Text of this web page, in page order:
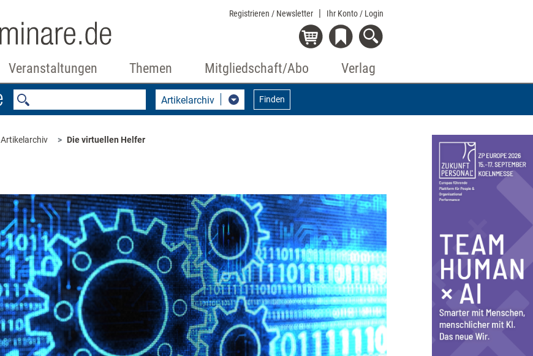
Registrieren / Newsletter Ihr Konto / Login
Veranstaltungen Themen Mitgliedschaft/Abo Verlag
Artikelarchiv Finden
Artikelarchiv Die virtuellen Helfer